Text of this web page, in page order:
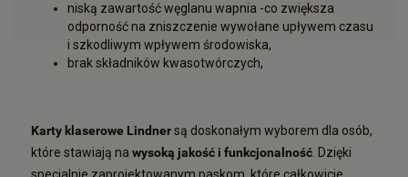
niską zawartość węglanu wapnia -co zwiększa
odporność na zniszczenie wywołane upływem czasu
i szkodliwym wpływem środowiska,
brak składników kwasotwórczych,
Karty klaserowe Lindnersą doskonałym wyborem dla osób,
które stawiają na wysoką jakość i funkcjonalność . Dzięki